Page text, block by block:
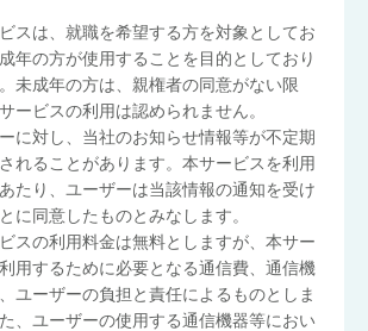
スは、就職を希望する方を対象としてお
年の方が使用することを目的としており
未成年の方は、親権者の同意がない限
ービスの利用は認められません。
に対し、当社のお知らせ情報等が不定期
れることがあります。本サービスを利用
たり、ユーザーは当該情報の通知を受け
に同意したものとみなします。
スの利用料金は無料としますが、本サー
用するために必要となる通信費、通信機
ユーザーの負担と責任によるものとしま
、ユーザーの使用する通信機器等におい